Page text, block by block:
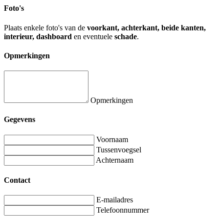
Foto's
Plaats enkele foto's van de voorkant, achterkant, beide kanten,
interieur, dashboard en eventuele schade.
Opmerkingen
Opmerkingen
Gegevens
Voornaam
Tussenvoegsel
Achternaam
Contact
E-mailadres
Telefoonnummer